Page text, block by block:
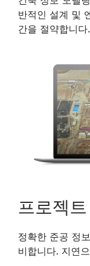
반적인 설계 및
간을 절약합니다.
프로젝
정확한 준공 정
비합니다. 지연